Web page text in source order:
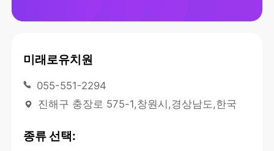
미래로유치원
055-551-2294
진해구 충장로 575-1,창원시,경상남도,한국
종류 선택: